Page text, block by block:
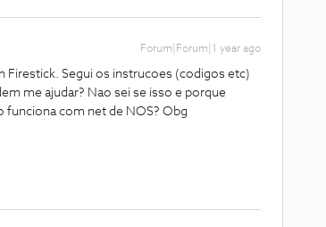
Forum|Forum|1 year ago
Firestick. Segui os instrucoes (codigos etc)
me ajudar? Nao sei se isso e porque
com net de NOS? Obg